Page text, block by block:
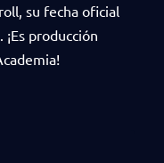
su fecha oficial
producción